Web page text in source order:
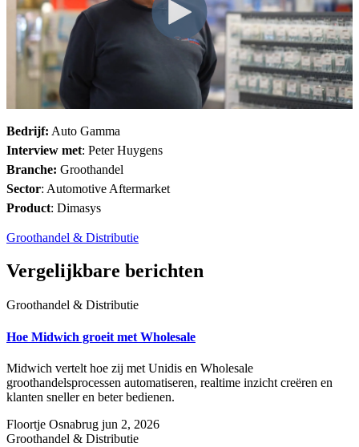
Bedrijf: Auto Gamma
Interview met: Peter Huygens
Branche: Groothandel
Sector: Automotive Aftermarket
Product: Dimasys
Groothandel & Distributie
Vergelijkbare berichten
Groothandel & Distributie
Hoe Midwich groeit met Wholesale
Midwich vertelt hoe zij met Unidis en Wholesale
groothandelsprocessen automatiseren, realtime inzicht creëren en
klanten sneller en beter bedienen.
Floortje Osnabrug jun 2, 2026
Groothandel & Distributie